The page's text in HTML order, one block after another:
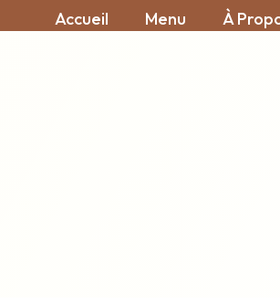
Accueil Menu À